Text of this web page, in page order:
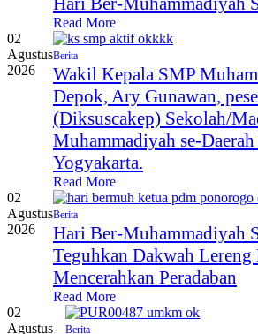
Read More
02
Agustus
2026
Berita
Wakil Kepala SMP
Depok, Ary Gunawan,
(Diksuscakep) Sekolah/
Muhammadiyah se-
Yogyakarta.
Read More
02
Agustus
2026
Berita
Hari Ber-Muhammadiyah
Teguhkan Dakwah
Mencerahkan Peradaban
Read More
02
Agustus
Berita